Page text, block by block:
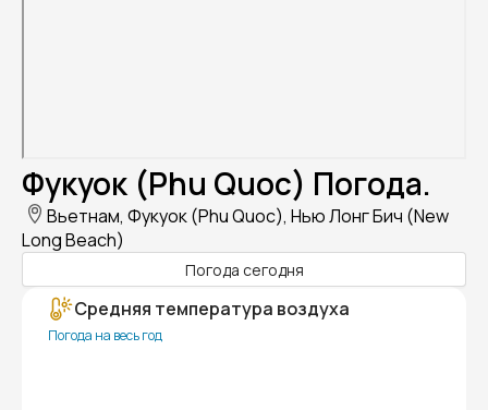
Фукуок (Phu Quoc) Погода.
Вьетнам, Фукуок (Phu Quoc), Нью Лонг Бич (New
Long Beach)
Погода сегодня
Средняя температура воздуха
Погода на весь год